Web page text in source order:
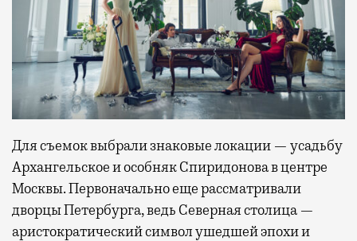
Для съемок выбрали знаковые локации — усадьбу
Архангельское и особняк Спиридонова в центре
Москвы. Первоначально еще рассматривали
дворцы Петербурга, ведь Северная столица —
аристократический символ ушедшей эпохи и